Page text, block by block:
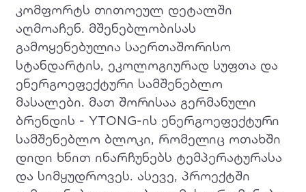
კომფორტს თითოეულ დეტალში
აღმოაჩენ. მშენებლობისას
გამოყენებულია საერთაშორისო
სტანდარტის, ეკოლოგიურად სუფთა და
ენერგოეფექტური სამშენებლო
მასალები. მათ შორისაა გერმანული
ბრენდის - YTONG-ის ენერგოეფექტური
სამშენებლო ბლოკი, რომელიც ოთახში
დიდი ხნით ინარჩუნებს ტემპერატურასა
და სიმყუდროვეს. ასევე, პროექტში